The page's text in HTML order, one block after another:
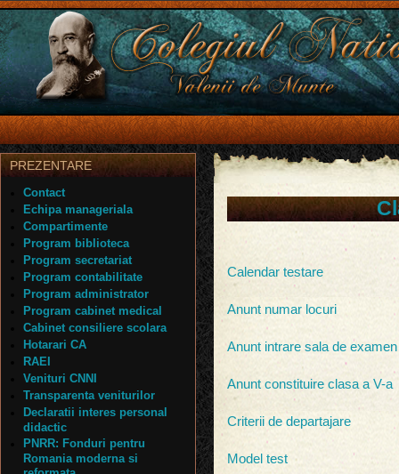
Calendar testare
Anunt numar locuri
Anunt intrare sala de examen
Anunt constituire clasa a V-a
Criterii de departajare
Model test
PREZENTARE
Contact
Echipa manageriala
Compartimente
Program biblioteca
Program secretariat
Program contabilitate
Program administrator
Program cabinet medical
Cabinet consiliere scolara
Hotarari CA
RAEI
Venituri CNNI
Transparenta veniturilor
Declaratii interes personal
didactic
PNRR: Fonduri pentru
Romania moderna si